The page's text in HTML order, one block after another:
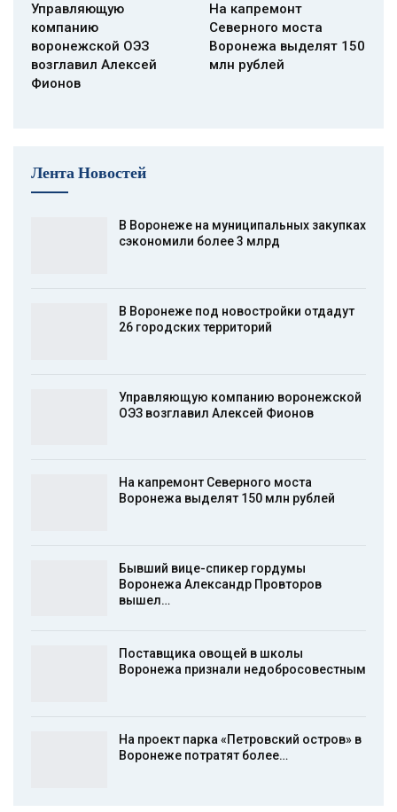
Управляющую
компанию
воронежской ОЭЗ
возглавил Алексей
Фионов
На капремонт
Северного моста
Воронежа выделят 150
млн рублей
Лента Новостей
В Воронеже на муниципальных закупках
сэкономили более 3 млрд
В Воронеже под новостройки отдадут
26 городских территорий
Управляющую компанию воронежской
ОЭЗ возглавил Алексей Фионов
На капремонт Северного моста
Воронежа выделят 150 млн рублей
Бывший вице-спикер гордумы
Воронежа Александр Провторов
вышел…
Поставщика овощей в школы
Воронежа признали недобросовестным
На проект парка «Петровский остров» в
Воронеже потратят более…